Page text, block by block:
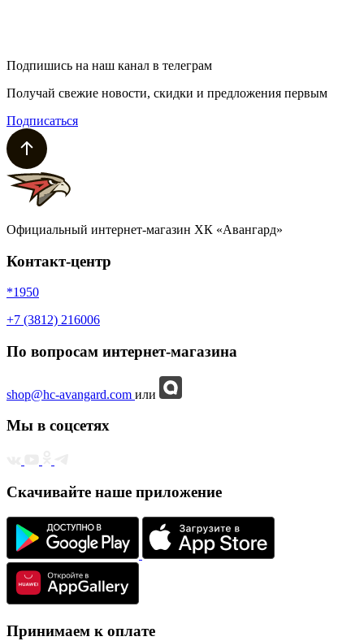
Подпишись на наш канал в телеграм
Получай свежие новости, скидки и предложения первым
Подписаться
Официальный интернет-магазин ХК «Авангард»
Контакт-центр
*1950
+7 (3812) 216006
По вопросам интернет-магазина
shop@hc-avangard.com или
Мы в соцсетях
Скачивайте наше приложение
Принимаем к оплате